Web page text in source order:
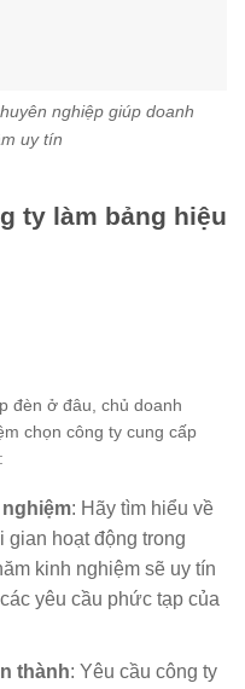
nghiệp giúp doanh
uy tín
ty làm bảng hiệu
đèn ở đâu, chủ doanh
chọn công ty cung cấp
: Hãy tìm hiểu về
gian hoạt động trong
kinh nghiệm sẽ uy tín
yêu cầu phức tạp của
thành: Yêu cầu công ty